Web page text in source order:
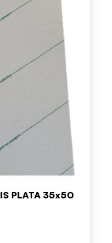
PLATA 35x50